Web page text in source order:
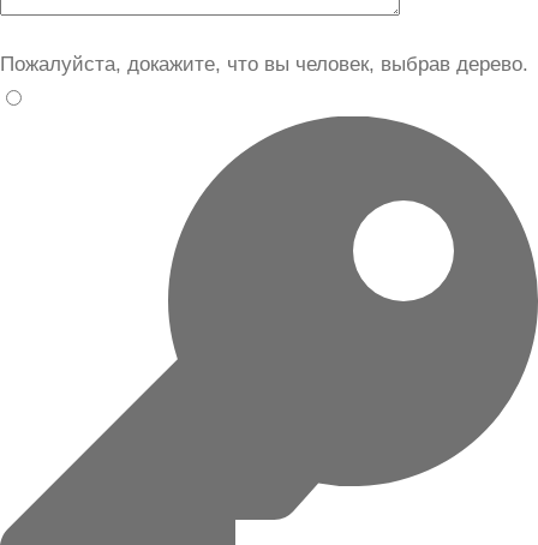
Пожалуйста, докажите, что вы человек, выбрав дерево.